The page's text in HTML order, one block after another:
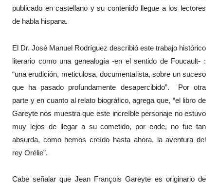
publicado en castellano y su contenido llegue a los lectores
de habla hispana.
El Dr. José Manuel Rodríguez describió este trabajo histórico
literario como una genealogía -en el sentido de Foucault- :
“una erudición, meticulosa, documentalista, sobre un suceso
que ha pasado profundamente desapercibido”. Por otra
parte y en cuanto al relato biográfico, agrega que, “el libro de
Gareyte nos muestra que este increíble personaje no estuvo
muy lejos de llegar a su cometido, por ende, no fue tan
absurda, como hemos creído hasta ahora, la aventura del
rey Orélie”.
Cabe señalar que Jean François Gareyte es originario de